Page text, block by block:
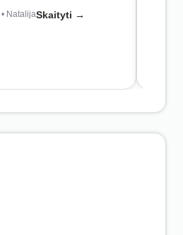
NatalijaSkaityti →